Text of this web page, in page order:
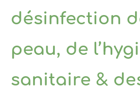
désinfection
peau, de
sanitaire &